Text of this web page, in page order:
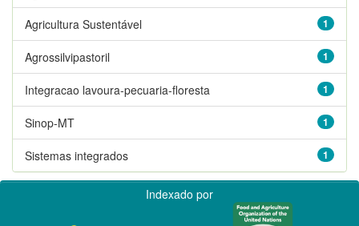
1
Agricultura Sustentável
1
Agrossilvipastoril
1
Integracao lavoura-pecuaria-floresta
1
Sinop-MT
1
Sistemas integrados
Indexado por